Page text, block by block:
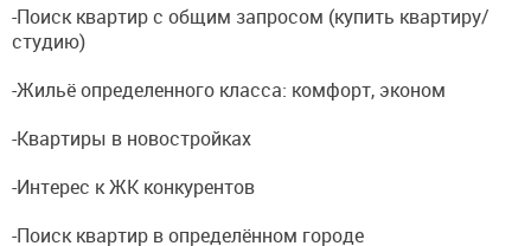
-Поиск квартир с общим запросом (купить квартиру/
студию)
-Жильё определенного класса: комфорт, эконом
-Квартиры в новостройках
-Интерес к ЖК конкурентов
-Поиск квартир в определённом городе